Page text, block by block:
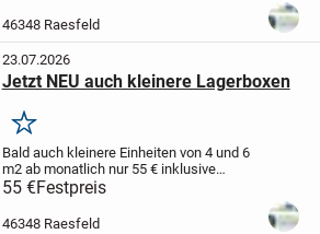
2.352 x 2.393 mm Türöffnung (BxH): ca.
2.343 x 2.280 mmFast 14 m² bzw 33 cbm
Stauraum...
46348 Raesfeld
23.07.2026
Jetzt NEU auch kleinere Lagerboxen
Merken
Bald auch kleinere Einheiten von 4 und 6
m2 ab monatlich nur 55 € inklusive
MwStSicher sauber trocken 24/7
zugänglich Gelände ist eingezäunt und
Video überwacht. Begrenzte Stückzahl
55 €Festpreis
46348 Raesfeld